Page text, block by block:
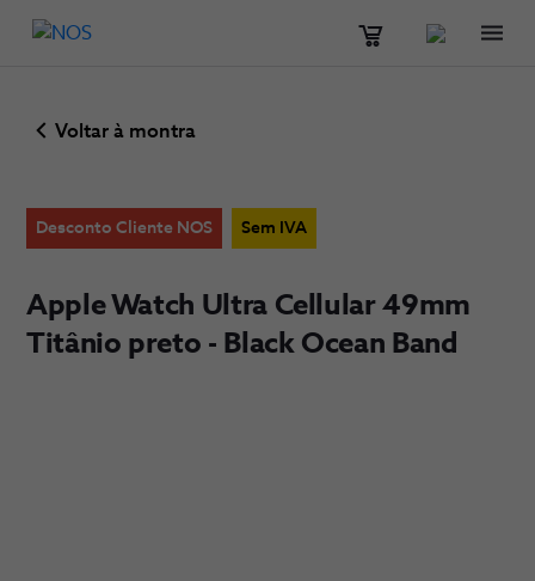
Voltar à montra
Desconto Cliente NOS Sem IVA
Apple Watch Ultra Cellular 49mm
Titânio preto - Black Ocean Band